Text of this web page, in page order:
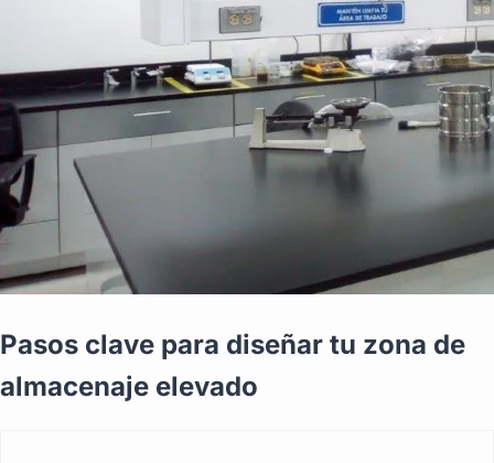
Pasos clave para diseñar tu zona de
almacenaje elevado